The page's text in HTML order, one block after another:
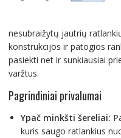
nesubraižytų jautrių
konstrukcijos ir patogios
pasiekti net ir sunkiausiai
varžtus.
Pagrindiniai privalumai
Ypač minkšti šereliai:
kuris saugo ratlankius